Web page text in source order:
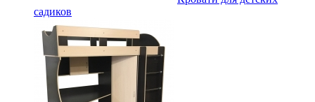
садиков